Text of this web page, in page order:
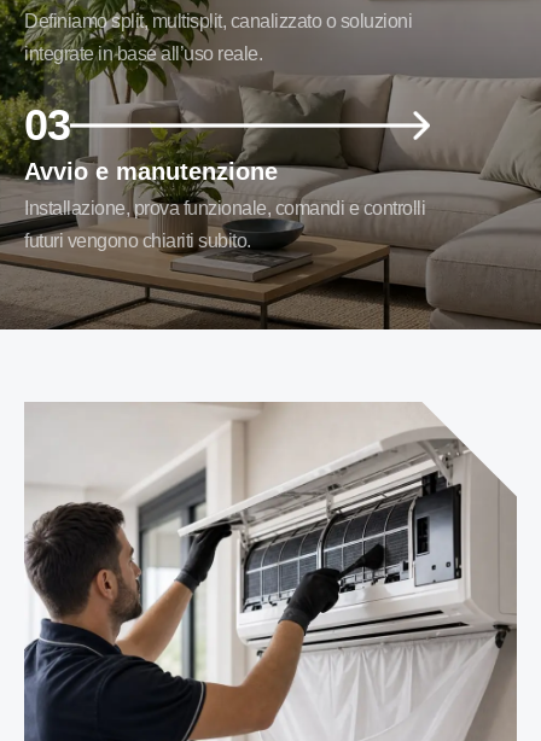
Definiamo split, multisplit, canalizzato o soluzioni
integrate in base all’uso reale.
03
Avvio e manutenzione
Installazione, prova funzionale, comandi e controlli
futuri vengono chiariti subito.